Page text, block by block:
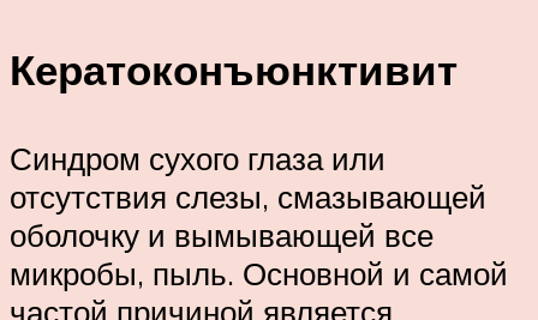
Кератоконъюнктивит
Синдром сухого глаза или
отсутствия слезы, смазывающей
оболочку и вымывающей все
микробы, пыль. Основной и самой
частой причиной является